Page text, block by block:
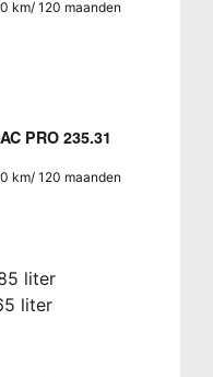
km/ 120 maanden
PRO 235.31
km/ 120 maanden
liter
liter